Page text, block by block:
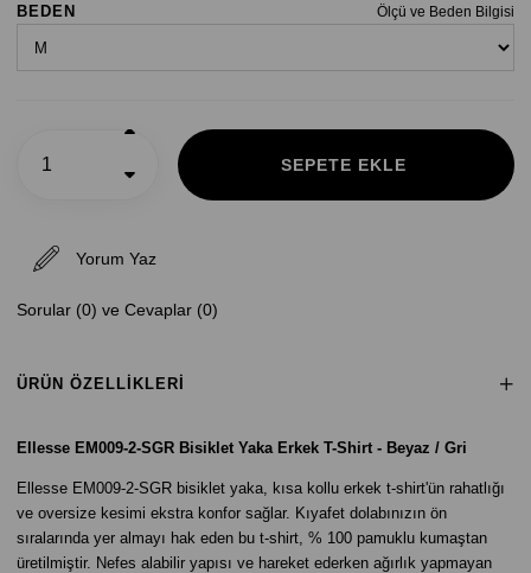
Ölçü ve Beden Bilgisi
BEDEN
Yorum Yaz
Sorular (0) ve Cevaplar (0)
ÜRÜN ÖZELLIKLERI
Ellesse EM009-2-SGR Bisiklet Yaka Erkek T-Shirt - Beyaz / Gri
Ellesse EM009-2-SGR bisiklet yaka, kısa kollu erkek t-shirt'ün rahatlığı
ve oversize kesimi ekstra konfor sağlar. Kıyafet dolabınızın ön
sıralarında yer almayı hak eden bu t-shirt, % 100 pamuklu kumaştan
üretilmiştir. Nefes alabilir yapısı ve hareket ederken ağırlık yapmayan